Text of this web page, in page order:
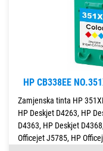
HP CB338EE
Zamjenska tinta HP
HP Deskjet D4263, HP
D4363, HP Deskjet
Officejet J5785, HP